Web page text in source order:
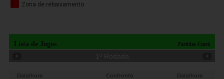
Zona de rebaixamento
Lista de Jogos Partidas Ceará
Data/hora Confronto Data/hora